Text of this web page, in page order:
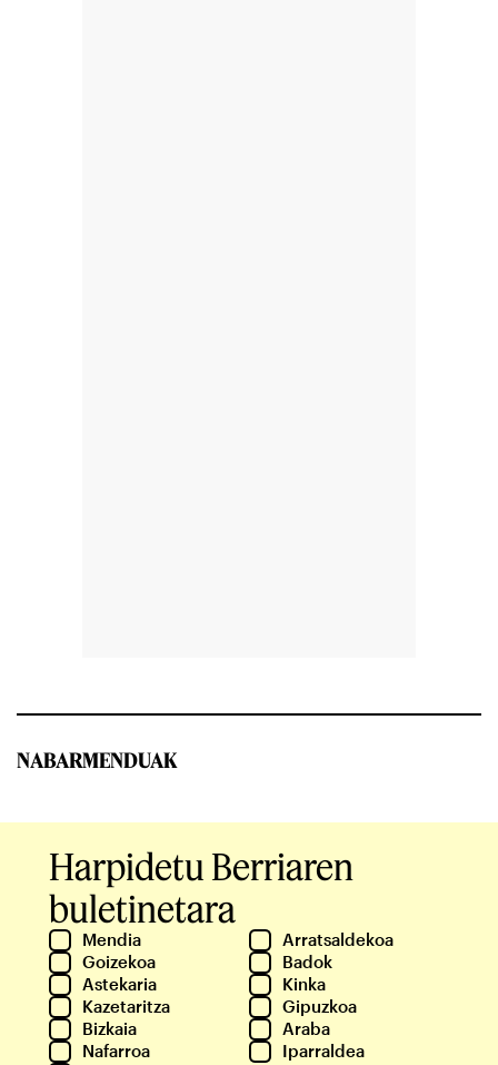
NABARMENDUAK
Harpidetu Berriaren
buletinetara
Mendia
Arratsaldekoa
Goizekoa
Badok
Astekaria
Kinka
Kazetaritza
Gipuzkoa
Bizkaia
Araba
Nafarroa
Iparraldea